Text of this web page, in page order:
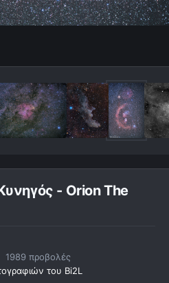
- Orion The
1989 προβολές
του Bi2L